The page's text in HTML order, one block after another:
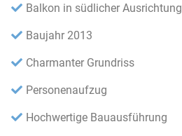
Balkon in südlicher Ausrichtung
Baujahr 2013
Charmanter Grundriss
Personenaufzug
Hochwertige Bauausführung